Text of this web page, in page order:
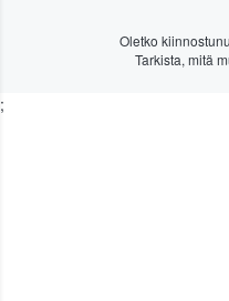
Oletko
Tarkista, mitä
;